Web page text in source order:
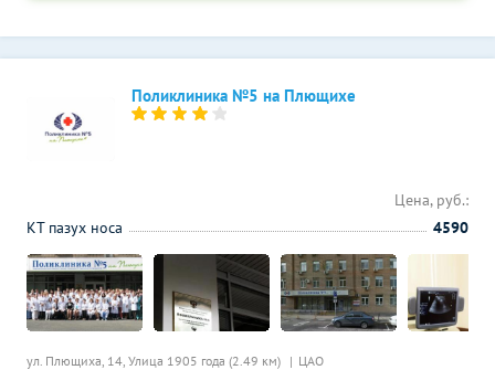
Поликлиника №5 на Плющихе
ул. Плющиха, 14, Улица 1905 года (2.49 км) ЦАО
Цена, руб.:
КТ пазух носа
4590